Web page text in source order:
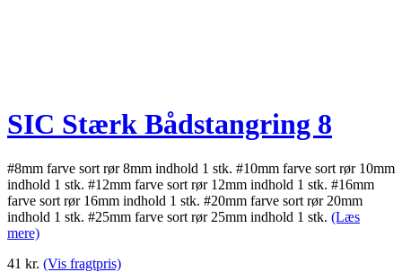
SIC Stærk Bådstangring 8
#8mm farve sort rør 8mm indhold 1 stk. #10mm farve sort rør 10mm
indhold 1 stk. #12mm farve sort rør 12mm indhold 1 stk. #16mm
farve sort rør 16mm indhold 1 stk. #20mm farve sort rør 20mm
indhold 1 stk. #25mm farve sort rør 25mm indhold 1 stk. (Læs
mere)
41 kr. (Vis fragtpris)